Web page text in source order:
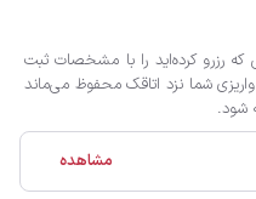
که رزرو کرده‌اید را با مشخصات ثبت
شما نزد اتاقک محفوظ می‌ماند
شود.
مشاهده